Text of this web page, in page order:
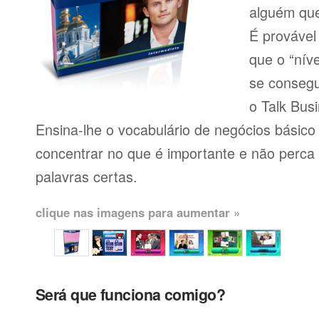
alguém
É
que o
se
o Talk
Ensina-lhe o vocabulário de negócios
concentrar no que é importante e não
palavras certas.
clique nas imagens para aumentar »
Será que funciona comigo?